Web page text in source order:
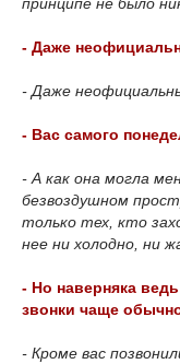
принципе не было
- Даже
- Даже
- Вас самого
- А как она могла
безвоздушном
только тех, кто
нее ни холодно, ни
- Но наверняка
звонки чаще
- Кроме вас